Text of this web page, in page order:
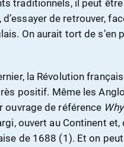
traditionnels, il peut
de retrouver,
On aurait tort de s’en
la Révolution
positif. Même les
ouvrage de référence
ouvert au Continent
de 1688 (1). Et on